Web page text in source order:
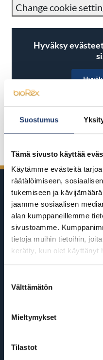
Suostumus
Tämä sivusto käyttää
Käytämme evästeitä
räätälöimiseen,
tukemiseen ja
jaamme sosiaalisen
alan kumppaneillemme
sivustoamme.
tietoja muihin tietoihin,
kerätty, kun olet käyttänyt
valinta
Välttämätön
Mieltymykset
Tilastot
Change cookie
Hyväksy
Jaa
BioRexillä on 12
ympäri Suomea
Helsinki
BioRex Tripla
BioRex Sveitsi